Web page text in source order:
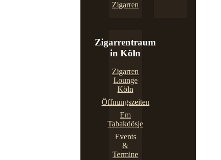
Zigarren
Zigarrentraum
in Köln
Zigarren
Lounge
Köln
Öffnungszeiten
Em
Tabakdösje
Events
&
Termine